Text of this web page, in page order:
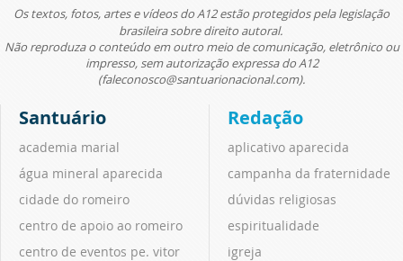
Os textos, fotos, artes e vídeos do A12 estão protegidos pela legislação
brasileira sobre direito autoral.
Não reproduza o conteúdo em outro meio de comunicação, eletrônico ou
impresso, sem autorização expressa do A12
(faleconosco@santuarionacional.com).
Santuário
academia marial
água mineral aparecida
cidade do romeiro
centro de apoio ao romeiro
centro de eventos pe. vitor
Redação
aplicativo aparecida
campanha da fraternidade
dúvidas religiosas
espiritualidade
igreja